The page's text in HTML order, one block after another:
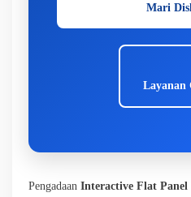
Mari
Layanan
Pengadaan Interactive Flat Panel